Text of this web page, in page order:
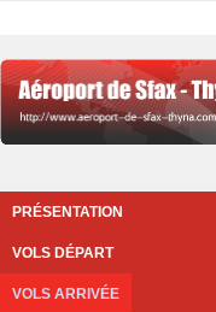
PRÉSENTATION
VOLS DÉPART
VOLS ARRIVÉE